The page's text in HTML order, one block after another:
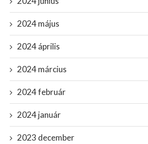
2024 május
2024 április
2024 március
2024 február
2024 január
2023 december